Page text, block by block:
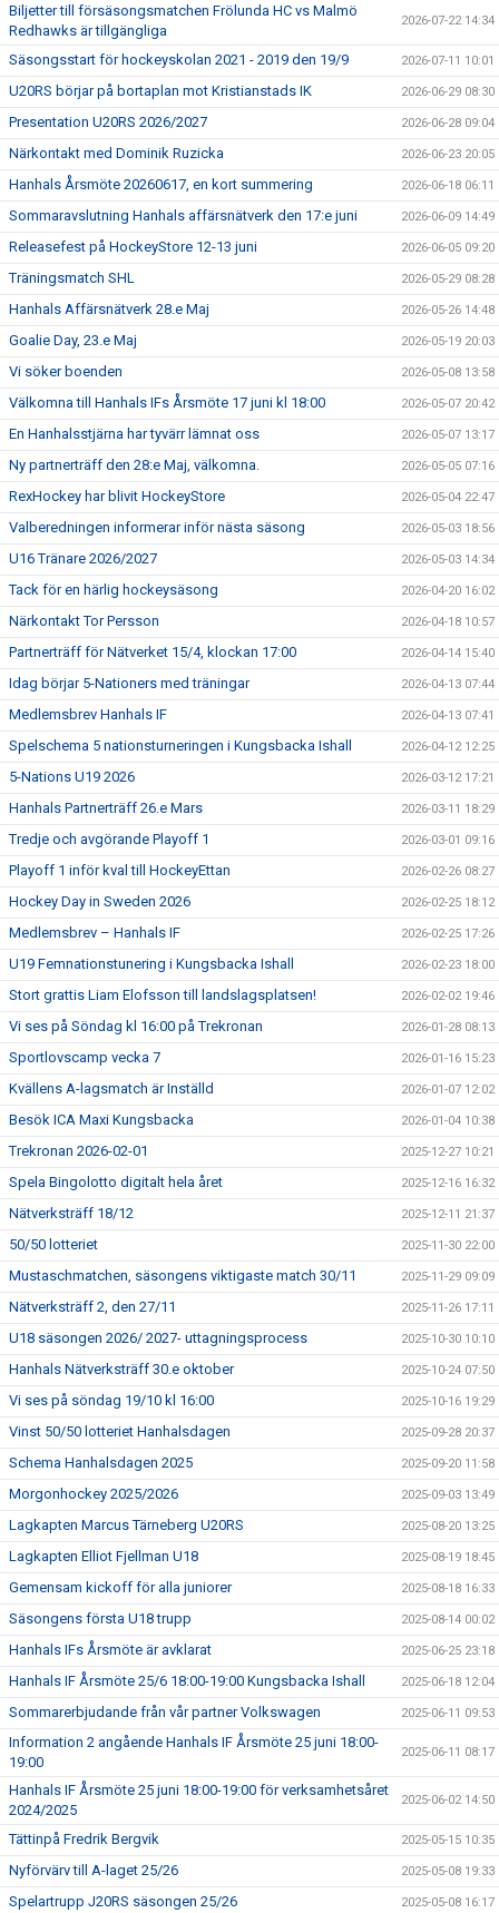
Biljetter till försäsongsmatchen Frölunda HC vs Malmö
Redhawks är tillgängliga
2026-07-22 14:34
Säsongsstart för hockeyskolan 2021 - 2019 den 19/9 2026-07-11 10:01
U20RS börjar på bortaplan mot Kristianstads IK 2026-06-29 08:30
Presentation U20RS 2026/2027 2026-06-28 09:04
Närkontakt med Dominik Ruzicka 2026-06-23 20:05
Hanhals Årsmöte 20260617, en kort summering 2026-06-18 06:11
Sommaravslutning Hanhals affärsnätverk den 17:e juni 2026-06-09 14:49
Releasefest på HockeyStore 12-13 juni 2026-06-05 09:20
Träningsmatch SHL 2026-05-29 08:28
Hanhals Affärsnätverk 28.e Maj 2026-05-26 14:48
Goalie Day, 23.e Maj 2026-05-19 20:03
Vi söker boenden 2026-05-08 13:58
Välkomna till Hanhals IFs Årsmöte 17 juni kl 18:00 2026-05-07 20:42
En Hanhalsstjärna har tyvärr lämnat oss 2026-05-07 13:17
Ny partnerträff den 28:e Maj, välkomna. 2026-05-05 07:16
RexHockey har blivit HockeyStore 2026-05-04 22:47
Valberedningen informerar inför nästa säsong 2026-05-03 18:56
U16 Tränare 2026/2027 2026-05-03 14:34
Tack för en härlig hockeysäsong 2026-04-20 16:02
Närkontakt Tor Persson 2026-04-18 10:57
Partnerträff för Nätverket 15/4, klockan 17:00 2026-04-14 15:40
Idag börjar 5-Nationers med träningar 2026-04-13 07:44
Medlemsbrev Hanhals IF 2026-04-13 07:41
Spelschema 5 nationsturneringen i Kungsbacka Ishall 2026-04-12 12:25
5-Nations U19 2026 2026-03-12 17:21
Hanhals Partnerträff 26.e Mars 2026-03-11 18:29
Tredje och avgörande Playoff 1 2026-03-01 09:16
Playoff 1 inför kval till HockeyEttan 2026-02-26 08:27
Hockey Day in Sweden 2026 2026-02-25 18:12
Medlemsbrev – Hanhals IF 2026-02-25 17:26
U19 Femnationstunering i Kungsbacka Ishall 2026-02-23 18:00
Stort grattis Liam Elofsson till landslagsplatsen! 2026-02-02 19:46
Vi ses på Söndag kl 16:00 på Trekronan 2026-01-28 08:13
Sportlovscamp vecka 7 2026-01-16 15:23
Kvällens A-lagsmatch är Inställd 2026-01-07 12:02
Besök ICA Maxi Kungsbacka 2026-01-04 10:38
Trekronan 2026-02-01 2025-12-27 10:21
Spela Bingolotto digitalt hela året 2025-12-16 16:32
Nätverksträff 18/12 2025-12-11 21:37
50/50 lotteriet 2025-11-30 22:00
Mustaschmatchen, säsongens viktigaste match 30/11 2025-11-29 09:09
Nätverksträff 2, den 27/11 2025-11-26 17:11
U18 säsongen 2026/ 2027- uttagningsprocess 2025-10-30 10:10
Hanhals Nätverksträff 30.e oktober 2025-10-24 07:50
Vi ses på söndag 19/10 kl 16:00 2025-10-16 19:29
Vinst 50/50 lotteriet Hanhalsdagen 2025-09-28 20:37
Schema Hanhalsdagen 2025 2025-09-20 11:58
Morgonhockey 2025/2026 2025-09-03 13:49
Lagkapten Marcus Tärneberg U20RS 2025-08-20 13:25
Lagkapten Elliot Fjellman U18 2025-08-19 18:45
Gemensam kickoff för alla juniorer 2025-08-18 16:33
Säsongens första U18 trupp 2025-08-14 00:02
Hanhals IFs Årsmöte är avklarat 2025-06-25 23:18
Hanhals IF Årsmöte 25/6 18:00-19:00 Kungsbacka Ishall 2025-06-18 12:04
Sommarerbjudande från vår partner Volkswagen 2025-06-11 09:53
Information 2 angående Hanhals IF Årsmöte 25 juni 18:00-
19:00
2025-06-11 08:17
Hanhals IF Årsmöte 25 juni 18:00-19:00 för verksamhetsåret
2024/2025
2025-06-02 14:50
Tättinpå Fredrik Bergvik 2025-05-15 10:35
Nyförvärv till A-laget 25/26 2025-05-08 19:33
Spelartrupp J20RS säsongen 25/26 2025-05-08 16:17